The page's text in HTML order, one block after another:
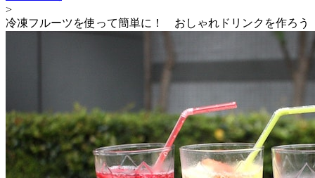
>
冷凍フルーツを使って簡単に！ おしゃれドリンクを作ろう